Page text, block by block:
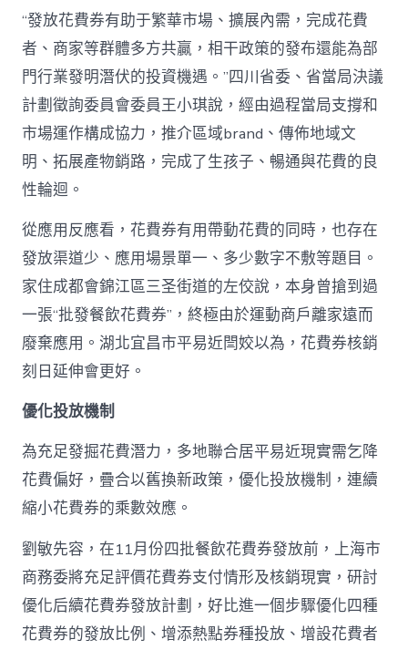
“發放花費券有助于繁華市場、擴展內需，完成花費
者、商家等群體多方共贏，相干政策的發布還能為部
門行業發明潛伏的投資機遇。”四川省委、省當局決議
計劃徵詢委員會委員王小琪說，經由過程當局支撐和
市場運作構成協力，推介區域brand、傳佈地域文
明、拓展產物銷路，完成了生孩子、暢通與花費的良
性輪迴。
從應用反應看，花費券有用帶動花費的同時，也存在
發放渠道少、應用場景單一、多少數字不敷等題目。
家住成都會錦江區三圣街道的左佼說，本身曾搶到過
一張“批發餐飲花費券”，終極由於運動商戶離家遠而
廢棄應用。湖北宜昌市平易近閆姣以為，花費券核銷
刻日延伸會更好。
優化投放機制
為充足發掘花費潛力，多地聯合居平易近現實需乞降
花費偏好，疊合以舊換新政策，優化投放機制，連續
縮小花費券的乘數效應。
劉敏先容，在11月份四批餐飲花費券發放前，上海市
商務委將充足評價花費券支付情形及核銷現實，研討
優化后續花費券發放計劃，好比進一個步驟優化四種
花費券的發放比例、增添熱點券種投放、增設花費者